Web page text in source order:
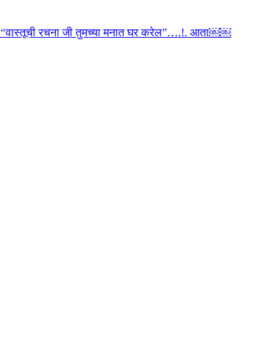
रचना जी तुमच्या मनात घर करेल”….!. आता￼￼